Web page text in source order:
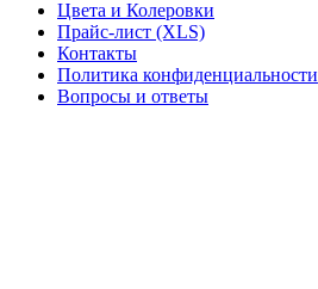
Цвета и Колеровки
Прайс-лист (XLS)
Контакты
Политика конфиденциальности
Вопросы и ответы